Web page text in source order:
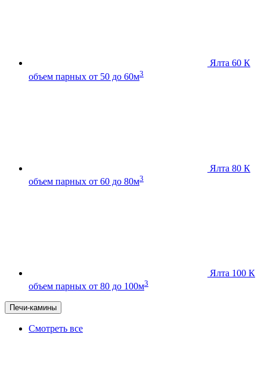
Ялта 60 К
объем парных от 50 до 60м3
Ялта 80 К
объем парных от 60 до 80м3
Ялта 100 К
объем парных от 80 до 100м3
Печи-камины
Смотреть все